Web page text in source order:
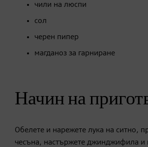
чили на люспи
сол
черен пипер
магданоз за гарниране
Начин на
Обелете и нарежете лука на ситно,
чесъна, настържете джинджифила и